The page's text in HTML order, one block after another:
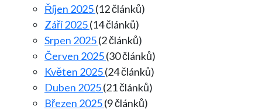
Říjen 2025(12 článků)
Září 2025(14 článků)
Srpen 2025(2 článků)
Červen 2025(30 článků)
Květen 2025(24 článků)
Duben 2025(21 článků)
Březen 2025(9 článků)